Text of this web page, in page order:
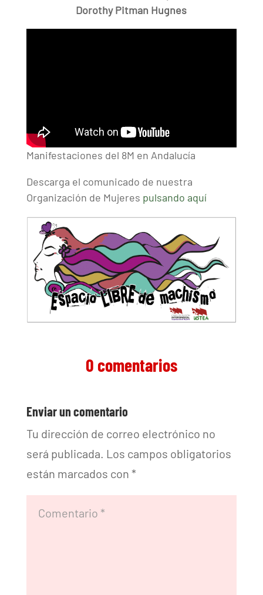
Dorothy Pitman Hugnes
Manifestaciones del 8M en Andalucía
Descarga el comunicado de nuestra
Organización de Mujeres pulsando aquí
0 comentarios
Enviar un comentario
Tu dirección de correo electrónico no
será publicada. Los campos obligatorios
están marcados con *